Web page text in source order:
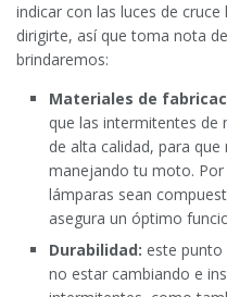
indicar con las luces de
dirigirte, así que toma nota
brindaremos:
Materiales de
que las intermitentes de
de alta calidad, para
manejando tu moto.
lámparas sean
asegura un óptimo
Durabilidad: este punto
no estar cambiando e